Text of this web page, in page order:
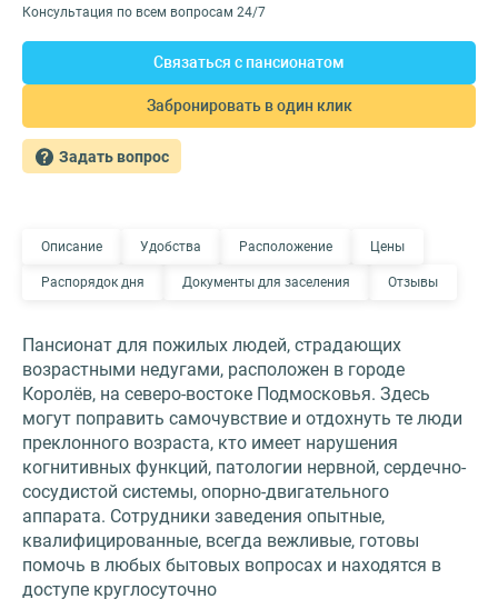
Консультация по всем вопросам 24/7
Связаться с пансионатом
Забронировать в один клик
Задать вопрос
Описание Удобства Расположение Цены
Распорядок дня Документы для заселения Отзывы
Пансионат для пожилых людей, страдающих
возрастными недугами, расположен в городе
Королёв, на северо-востоке Подмосковья. Здесь
могут поправить самочувствие и отдохнуть те люди
преклонного возраста, кто имеет нарушения
когнитивных функций, патологии нервной, сердечно-
сосудистой системы, опорно-двигательного
аппарата. Сотрудники заведения опытные,
квалифицированные, всегда вежливые, готовы
помочь в любых бытовых вопросах и находятся в
доступе круглосуточно